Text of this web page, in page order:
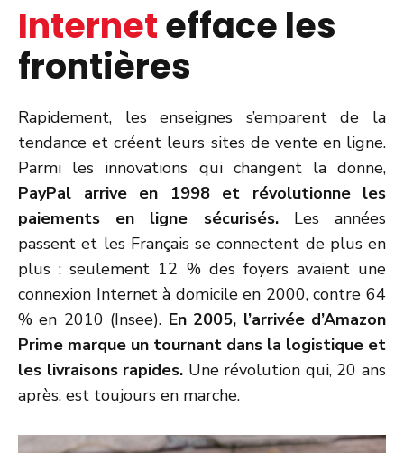
Internetefface les
frontières
Rapidement, les enseignes s’emparent de la
tendance et créent leurs sites de vente en ligne.
Parmi les innovations qui changent la donne,
PayPal arrive en 1998 et révolutionne les
paiements en ligne sécurisés.Les années
passent et les Français se connectent de plus en
plus : seulement 12 % des foyers avaient une
connexion Internet à domicile en 2000, contre 64
% en 2010 (Insee). En 2005, l’arrivée d’Amazon
Prime marque un tournant dans la logistique et
les livraisons rapides. Une révolution qui, 20 ans
après, est toujours en marche.